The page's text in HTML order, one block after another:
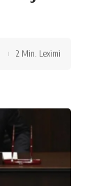
2 Min. Leximi